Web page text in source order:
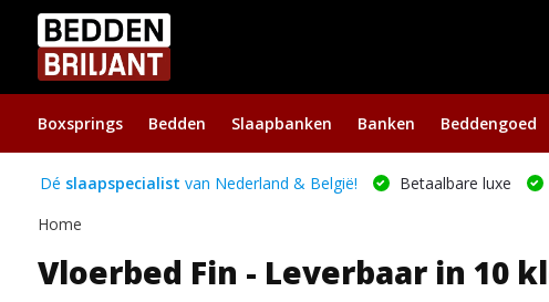
Boxsprings Bedden Slaapbanken Banken Beddengoed
Dé slaapspecialist van Nederland & België! Betaalbare luxe
Home
Vloerbed Fin - Leverbaar in 10